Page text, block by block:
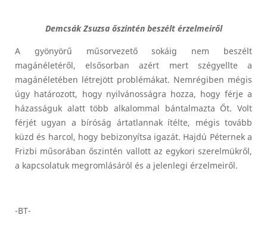
Demcsák Zsuzsa őszintén beszélt érzelmeiről
A gyönyörű műsorvezető sokáig nem beszélt
magánéletéről, elsősorban azért mert szégyellte a
magánéletében létrejött problémákat. Nemrégiben mégis
úgy határozott, hogy nyilvánosságra hozza, hogy férje a
házasságuk alatt több alkalommal bántalmazta Őt. Volt
férjét ugyan a bíróság ártatlannak ítélte, mégis tovább
küzd és harcol, hogy bebizonyítsa igazát. Hajdú Péternek a
Frizbi műsorában őszintén vallott az egykori szerelmükről,
a kapcsolatuk megromlásáról és a jelenlegi érzelmeiről.
-BT-